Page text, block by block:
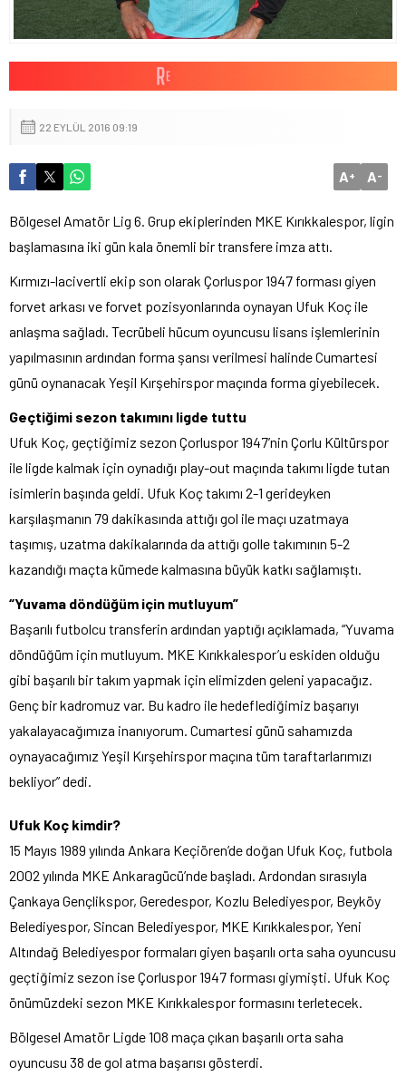
22 EYLÜL 2016 09:19
A+ A-
Bölgesel Amatör Lig 6. Grup ekiplerinden MKE Kırıkkalespor, ligin
başlamasına iki gün kala önemli bir transfere imza attı.
Kırmızı-lacivertli ekip son olarak Çorluspor 1947 forması giyen
forvet arkası ve forvet pozisyonlarında oynayan Ufuk Koç ile
anlaşma sağladı. Tecrübeli hücum oyuncusu lisans işlemlerinin
yapılmasının ardından forma şansı verilmesi halinde Cumartesi
günü oynanacak Yeşil Kırşehirspor maçında forma giyebilecek.
Geçtiğimi sezon takımını ligde tuttu
Ufuk Koç, geçtiğimiz sezon Çorluspor 1947’nin Çorlu Kültürspor
ile ligde kalmak için oynadığı play-out maçında takımı ligde tutan
isimlerin başında geldi. Ufuk Koç takımı 2-1 gerideyken
karşılaşmanın 79 dakikasında attığı gol ile maçı uzatmaya
taşımış, uzatma dakikalarında da attığı golle takımının 5-2
kazandığı maçta kümede kalmasına büyük katkı sağlamıştı.
“Yuvama döndüğüm için mutluyum”
Başarılı futbolcu transferin ardından yaptığı açıklamada, “Yuvama
döndüğüm için mutluyum. MKE Kırıkkalespor’u eskiden olduğu
gibi başarılı bir takım yapmak için elimizden geleni yapacağız.
Genç bir kadromuz var. Bu kadro ile hedeflediğimiz başarıyı
yakalayacağımıza inanıyorum. Cumartesi günü sahamızda
oynayacağımız Yeşil Kırşehirspor maçına tüm taraftarlarımızı
bekliyor” dedi.
Ufuk Koç kimdir?
15 Mayıs 1989 yılında Ankara Keçiören’de doğan Ufuk Koç, futbola
2002 yılında MKE Ankaragücü’nde başladı. Ardondan sırasıyla
Çankaya Gençlikspor, Geredespor, Kozlu Belediyespor, Beyköy
Belediyespor, Sincan Belediyespor, MKE Kırıkkalespor, Yeni
Altındağ Belediyespor formaları giyen başarılı orta saha oyuncusu
geçtiğimiz sezon ise Çorluspor 1947 forması giymişti. Ufuk Koç
önümüzdeki sezon MKE Kırıkkalespor formasını terletecek.
Bölgesel Amatör Ligde 108 maça çıkan başarılı orta saha
oyuncusu 38 de gol atma başarısı gösterdi.